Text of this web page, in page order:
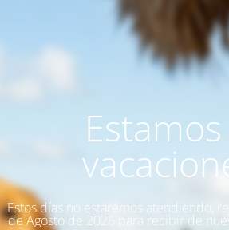
Estos días no estaremos atendiendo,
de Agosto de 2026 para recibir de